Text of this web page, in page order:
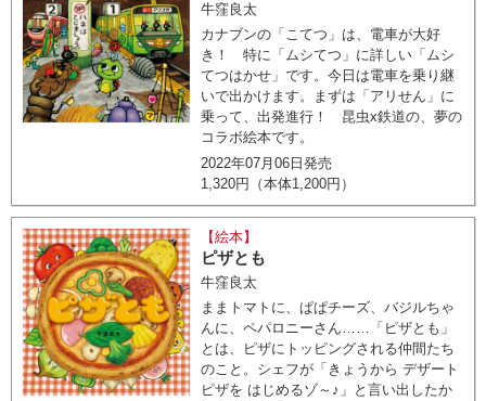
牛窪良太
カナブンの「こてつ」は、電車が大好
き！ 特に「ムシてつ」に詳しい「ムシ
てつはかせ」です。今日は電車を乗り継
いで出かけます。まずは「アリせん」に
乗って、出発進行！ 昆虫x鉄道の、夢の
コラボ絵本です。
2022年07月06日発売
1,320円（本体1,200円）
【絵本】
ピザとも
牛窪良太
ままトマトに、ぱぱチーズ、バジルちゃ
んに、ペパロニーさん……「ピザとも」
とは、ピザにトッピングされる仲間たち
のこと。シェフが「きょうから デザート
ピザを はじめるゾ～♪」と言い出したか